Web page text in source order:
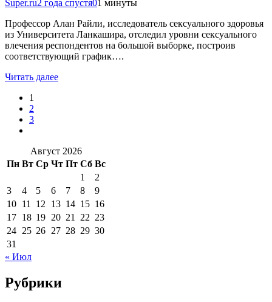
Super.ru2 года спустя01 минуты
Профессор Алан Райли, исследователь сексуального здоровья
из Университета Ланкашира, отследил уровни сексуального
влечения респондентов на большой выборке, построив
соответствующий график….
Читать далее
1
2
3
Август 2026
Пн Вт Ср Чт Пт Сб Вс
1
2
3
4 5 6 7 8
9
10 11 12 13 14 15 16
17 18 19 20 21 22 23
24 25 26 27 28 29 30
31
« Июл
Рубрики